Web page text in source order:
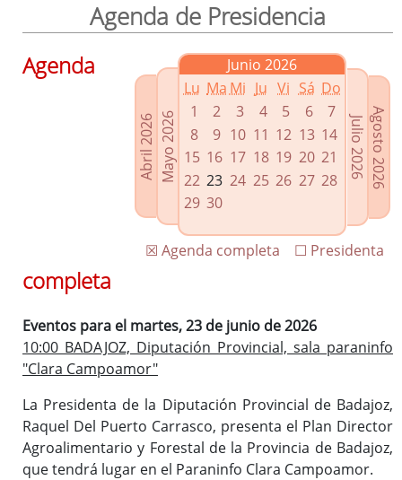
Presidencia
Grupos Políticos
Enlaces relacionados
Agenda de Presidencia
Plenos provinciales y Juntas de gobierno
Oficina de Proyectos Europeos
Agenda de Presidencia
Abril 2026Mayo 2026
Junio 2026
Lu Ma Mi Ju Vi Sá Do
1
2 3 4 5 6
7
8
9 10 11 12 13 14
15 16 17 18 19 20 21
22 23 24 25 26 27 28
29 30
Agosto 2026
Julio 2026
☐ Presidenta
☒ Agenda completa
Agenda
completa
Eventos para el martes, 23 de junio de 2026
10:00 BADAJOZ, Diputación Provincial, sala paraninfo
"Clara Campoamor"
La Presidenta de la Diputación Provincial de Badajoz,
Raquel Del Puerto Carrasco, presenta el Plan Director
Agroalimentario y Forestal de la Provincia de Badajoz,
que tendrá lugar en el Paraninfo Clara Campoamor.